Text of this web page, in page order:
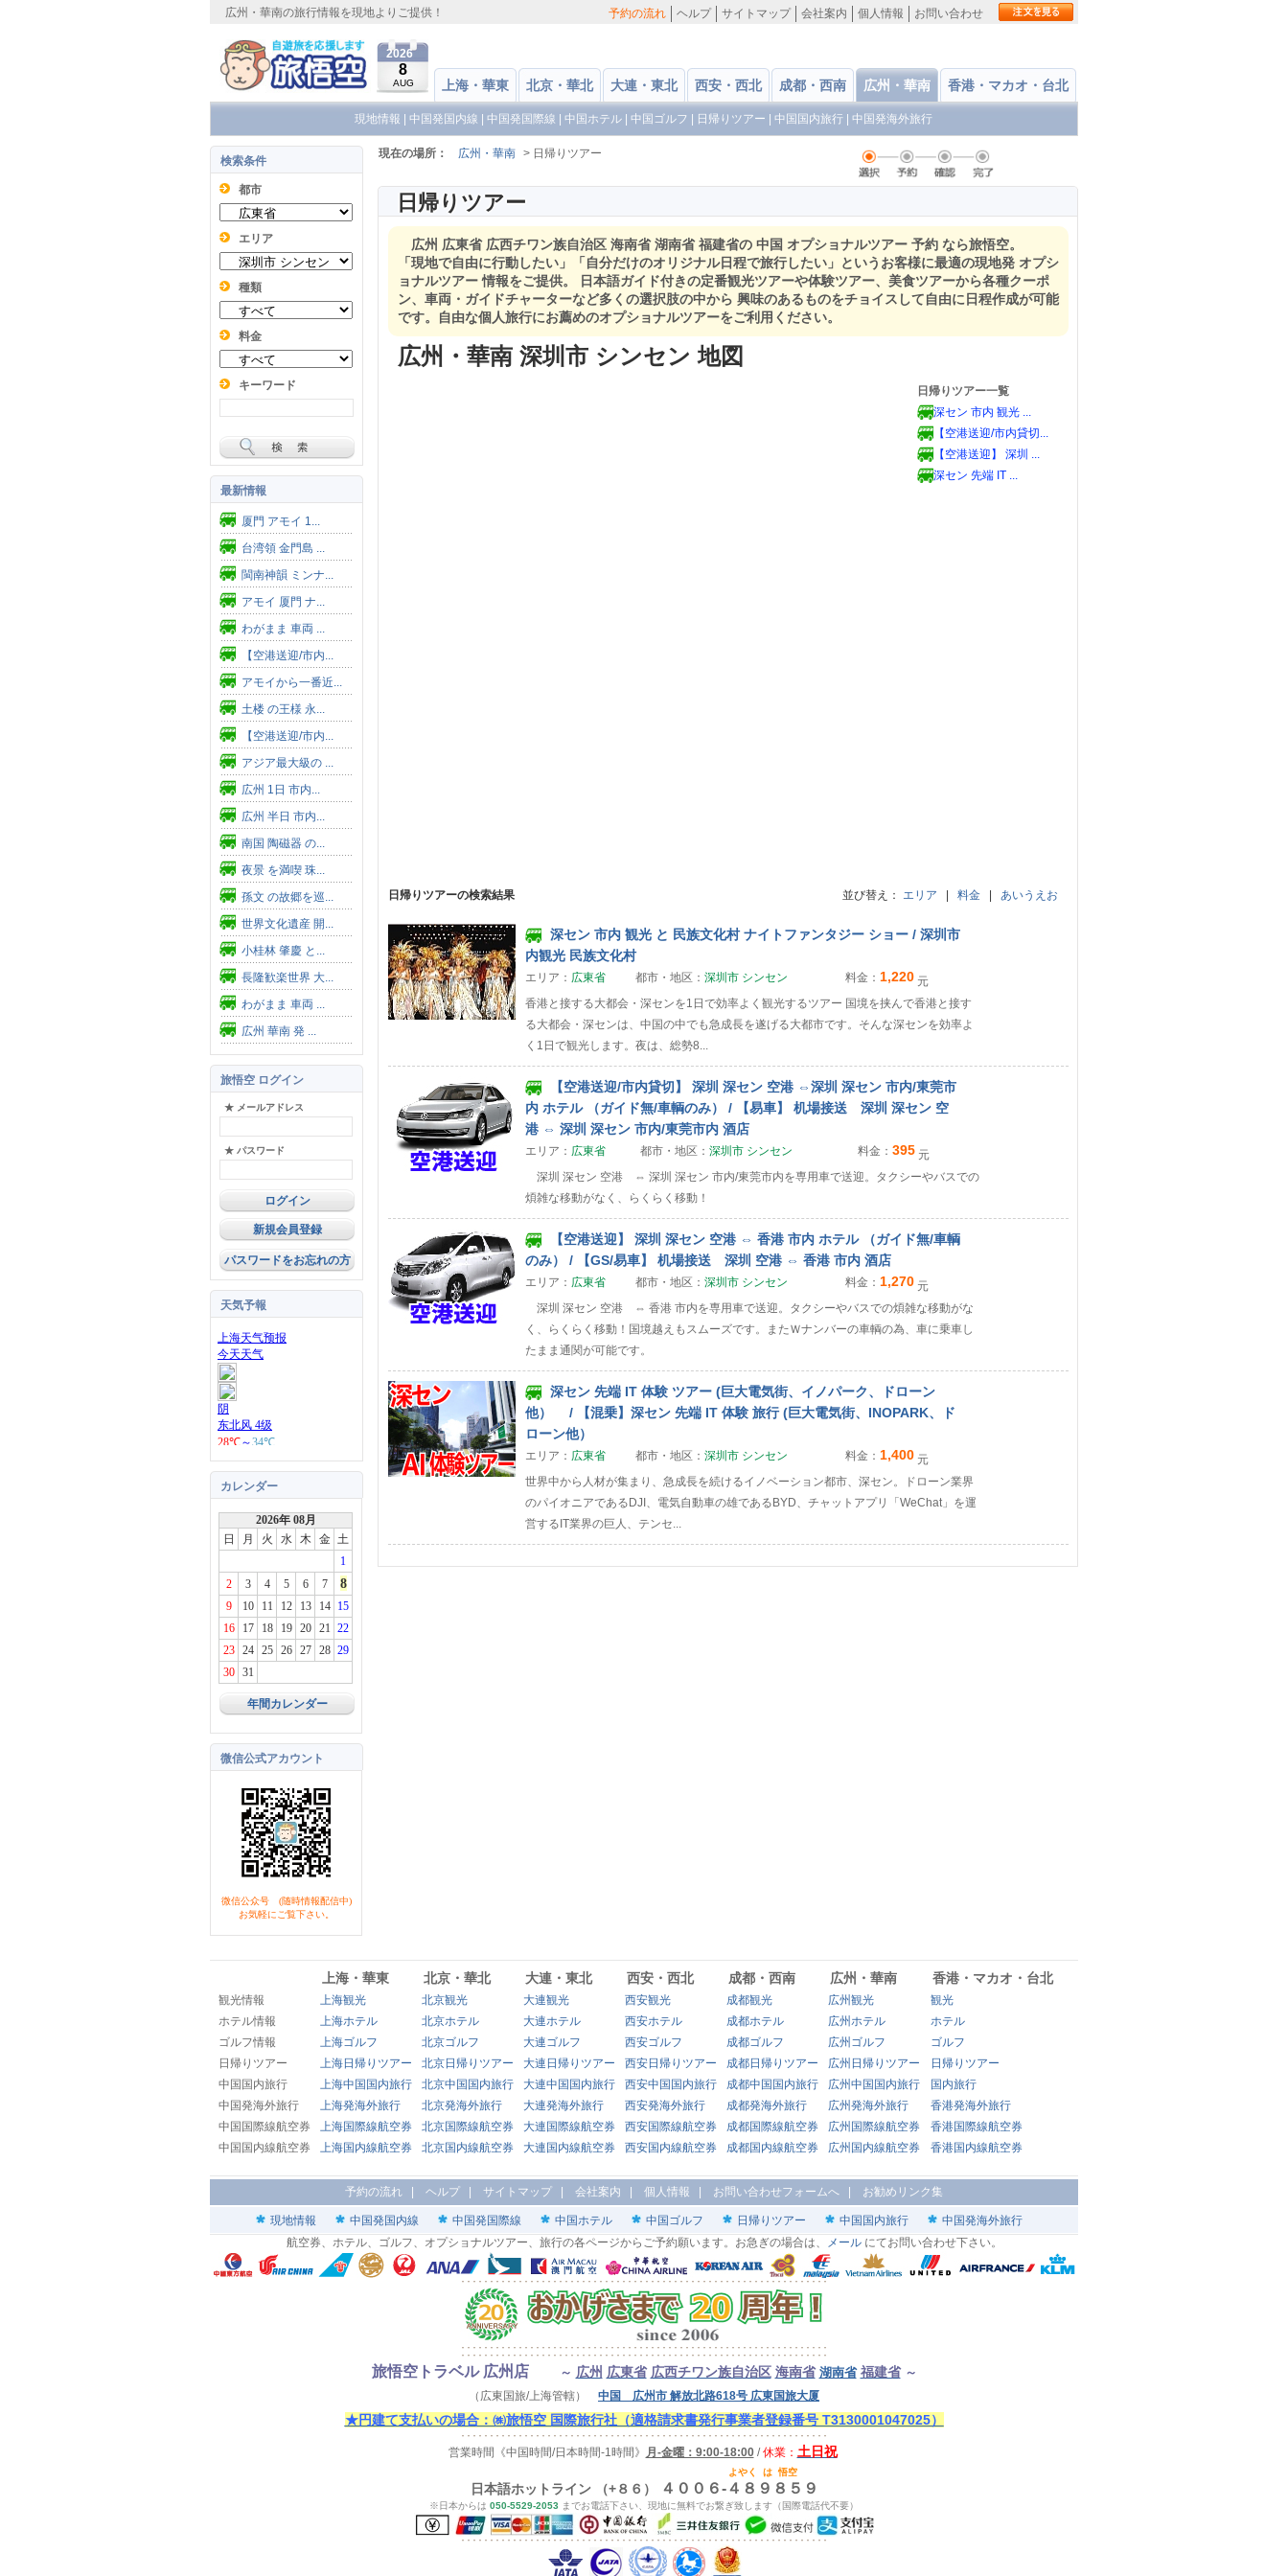
広州・華南の旅行情報を現地よりご提供！ 予約の流れ ヘルプ サイトマップ 会社案内 個人情報 お問い合わせ
2026
8
AUG 上海・華東 北京・華北 大連・東北 西安・西北 成都・西南 広州・華南 香港・マカオ・台北
現地情報 中国発国内線 中国発国際線 中国ホテル 中国ゴルフ 日帰りツアー 中国国内旅行 中国発海外旅行
検索条件
都市
エリア
種類
料金
キーワード
最新情報
厦門 アモイ 1...
台湾領 金門島 ...
閩南神韻 ミンナ...
アモイ 厦門 ナ...
わがまま 車両 ...
【空港送迎/市内...
アモイから一番近...
土楼 の王様 永...
【空港送迎/市内...
アジア最大級の ...
広州 1日 市内...
広州 半日 市内...
南国 陶磁器 の...
夜景 を満喫 珠...
孫文 の故郷を巡...
世界文化遺産 開...
小桂林 肇慶 と...
長隆歓楽世界 大...
わがまま 車両 ...
広州 華南 発 ...
旅悟空 ログイン
★ メールアドレス
★ パスワード
新規会員登録
パスワードをお忘れの方
天気予報
カレンダー
2026年 08月
日
月 火 水 木 金 土
1
2
3 4 5 6 7 8
9 10 11 12 13 14
15
16
17 18 19 20 21 22
23
24 25 26 27 28 29
30
31
年間カレンダー
微信公式アカウント
微信公众号 (随時情報配信中)
お気軽にご覧下さい。
現在の場所： 広州・華南 > 日帰りツアー
日帰りツアー
広州 広東省 広西チワン族自治区 海南省 湖南省 福建省の 中国 オプショナルツアー 予約 なら旅悟空。
「現地で自由に行動したい」「自分だけのオリジナル日程で旅行したい」というお客様に最適の現地発 オプシ
ョナルツアー 情報をご提供。 日本語ガイド付きの定番観光ツアーや体験ツアー、美食ツアーから各種クーポ
ン、車両・ガイドチャーターなど多くの選択肢の中から 興味のあるものをチョイスして自由に日程作成が可能
です。自由な個人旅行にお薦めのオプショナルツアーをご利用ください。
広州・華南 深圳市 シンセン 地図
日帰りツアー一覧
深セン 市内 観光 ...
【空港送迎/市内貸切...
【空港送迎】 深圳 ...
深セン 先端 IT ...
日帰りツアーの検索結果 並び替え： エリア 料金 あいうえお
深セン 市内 観光 と 民族文化村 ナイトファンタジー ショー / 深圳市
内観光 民族文化村
エリア： 広東省 都市・地区： 深圳市 シンセン 料金： 1,220 元
香港と接する大都会・深センを1日で効率よく観光するツアー 国境を挟んで香港と接す
る大都会・深センは、中国の中でも急成長を遂げる大都市です。そんな深センを効率よ
く1日で観光します。夜は、総勢8...
【空港送迎/市内貸切】 深圳 深セン 空港 ⇔深圳 深セン 市内/東莞市
内 ホテル （ガイド無/車輌のみ） / 【易車】 机場接送 深圳 深セン 空
港 ⇔ 深圳 深セン 市内/東莞市内 酒店
エリア： 広東省 都市・地区： 深圳市 シンセン 料金： 395 元
深圳 深セン 空港 ⇔ 深圳 深セン 市内/東莞市内を専用車で送迎。タクシーやバスでの
煩雑な移動がなく、らくらく移動！
【空港送迎】 深圳 深セン 空港 ⇔ 香港 市内 ホテル （ガイド無/車輌
のみ） / 【GS/易車】 机場接送 深圳 空港 ⇔ 香港 市内 酒店
エリア： 広東省 都市・地区： 深圳市 シンセン 料金： 1,270 元
深圳 深セン 空港 ⇔ 香港 市内を専用車で送迎。タクシーやバスでの煩雑な移動がな
く、らくらく移動！国境越えもスムーズです。またＷナンバーの車輌の為、車に乗車し
たまま通関が可能です。
深セン 先端 IT 体験 ツアー (巨大電気街、イノパーク、ドローン
他） / 【混乗】深セン 先端 IT 体験 旅行 (巨大電気街、INOPARK、ド
ローン他）
エリア： 広東省 都市・地区： 深圳市 シンセン 料金： 1,400 元
世界中から人材が集まり、急成長を続けるイノベーション都市、深セン。ドローン業界
のパイオニアであるDJI、電気自動車の雄であるBYD、チャットアプリ「WeChat」を運
営するIT業界の巨人、テンセ...
上海・華東 北京・華北 大連・東北 西安・西北 成都・西南 広州・華南 香港・マカオ・台北
観光情報 上海観光 北京観光 大連観光 西安観光 成都観光 広州観光
観光
ホテル情報
上海ホテル 北京ホテル 大連ホテル 西安ホテル 成都ホテル 広州ホテル
ホテル
ゴルフ情報
上海ゴルフ 北京ゴルフ 大連ゴルフ 西安ゴルフ 成都ゴルフ 広州ゴルフ
ゴルフ
日帰りツアー
上海日帰りツアー 北京日帰りツアー 大連日帰りツアー 西安日帰りツアー 成都日帰りツアー 広州日帰りツアー
日帰りツアー
中国国内旅行
上海中国国内旅行 北京中国国内旅行 大連中国国内旅行 西安中国国内旅行 成都中国国内旅行 広州中国国内旅行
国内旅行
中国発海外旅行
上海発海外旅行 北京発海外旅行 大連発海外旅行 西安発海外旅行 成都発海外旅行 広州発海外旅行
香港発海外旅行
中国国際線航空券
上海国際線航空券 北京国際線航空券 大連国際線航空券 西安国際線航空券 成都国際線航空券 広州国際線航空券
香港国際線航空券
中国国内線航空券
上海国内線航空券 北京国内線航空券 大連国内線航空券 西安国内線航空券 成都国内線航空券 広州国内線航空券 香港国内線航空券
予約の流れ ヘルプ サイトマップ 会社案内 個人情報 お問い合わせフォームへ お勧めリンク集
現地情報 中国発国内線 中国発国際線 中国ホテル 中国ゴルフ 日帰りツアー 中国国内旅行
中国発海外旅行
航空券、ホテル、ゴルフ、オプショナルツアー、旅行の各ページからご予約願います。お急ぎの場合は、
メールにてお問い合わせ下さい。
旅悟空トラベル 広州店 ～ 広州 広東省 広西チワン族自治区 海南省 湖南省 福建省～
（広東国旅/上海管轄） 中国 広州市 解放北路618号 広東国旅大厦
★円建て支払いの場合：㈱旅悟空 国際旅行社（適格請求書発行事業者登録番号 T3130001047025）
営業時間 《中国時間/日本時間-1時間》 月-金曜：9:00-18:00/休業： 土日祝
よやく は 悟空
日本語ホットライン （+８６） ４００６-４８９８５９
※日本からは 050-5529-2053 までお電話下さい、現地に無料でお繋ぎ致します（国際電話代不要）